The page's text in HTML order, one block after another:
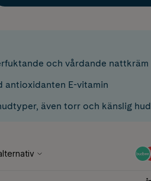
och vårdande nattkräm
antioxidanten E-vitamin
även torr och känslig hud